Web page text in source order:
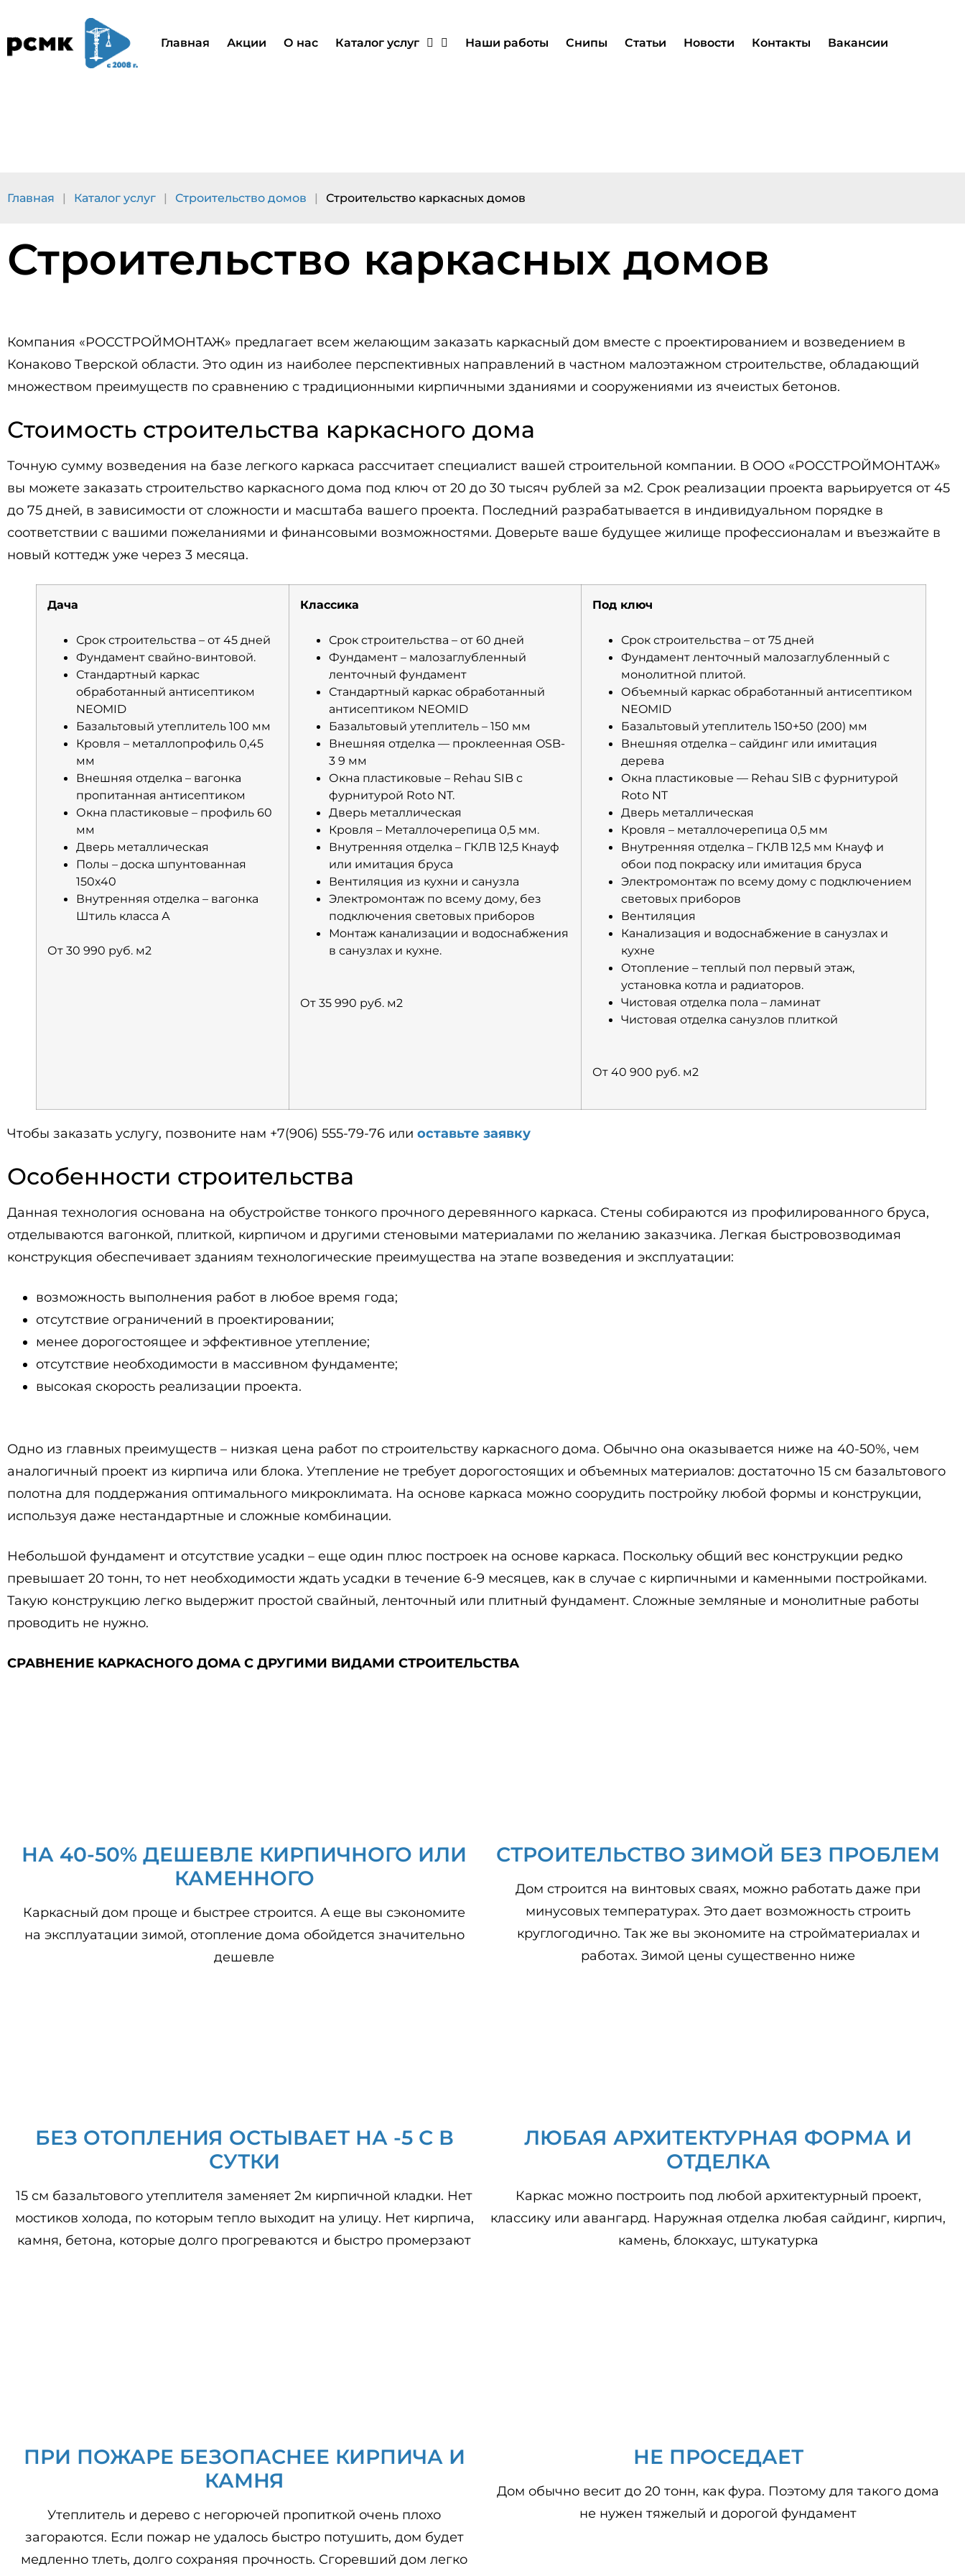
Главная Акции О нас Каталог услуг Наши работы Снипы Статьи Новости Контакты Вакансии
Главная | Каталог услуг | Строительство домов | Строительство каркасных домов
Строительство каркасных домов
Компания «РОССТРОЙМОНТАЖ» предлагает всем желающим заказать каркасный дом вместе с проектированием и возведением в
Конаково Тверской области. Это один из наиболее перспективных направлений в частном малоэтажном строительстве, обладающий
множеством преимуществ по сравнению с традиционными кирпичными зданиями и сооружениями из ячеистых бетонов.
Стоимость строительства каркасного дома
Точную сумму возведения на базе легкого каркаса рассчитает специалист вашей строительной компании. В ООО «РОССТРОЙМОНТАЖ»
вы можете заказать строительство каркасного дома под ключ от 20 до 30 тысяч рублей за м2. Срок реализации проекта варьируется от 45
до 75 дней, в зависимости от сложности и масштаба вашего проекта. Последний разрабатывается в индивидуальном порядке в
соответствии с вашими пожеланиями и финансовыми возможностями. Доверьте ваше будущее жилище профессионалам и въезжайте в
новый коттедж уже через 3 месяца.
Дача
Срок строительства – от 45 дней
Фундамент свайно-винтовой.
Стандартный каркас
обработанный антисептиком
NEOMID
Базальтовый утеплитель 100 мм
Кровля – металлопрофиль 0,45
мм
Внешняя отделка – вагонка
пропитанная антисептиком
Окна пластиковые – профиль 60
мм
Дверь металлическая
Полы – доска шпунтованная
150х40
Внутренняя отделка – вагонка
Штиль класса А
От 30 990 руб. м2
Классика
Срок строительства – от 60 дней
Фундамент – малозаглубленный
ленточный фундамент
Стандартный каркас обработанный
антисептиком NEOMID
Базальтовый утеплитель – 150 мм
Внешняя отделка — проклеенная OSB-
3 9 мм
Окна пластиковые – Rehau SIB с
фурнитурой Roto NT.
Дверь металлическая
Кровля – Металлочерепица 0,5 мм.
Внутренняя отделка – ГКЛВ 12,5 Кнауф
или имитация бруса
Вентиляция из кухни и санузла
Электромонтаж по всему дому, без
подключения световых приборов
Монтаж канализации и водоснабжения
в санузлах и кухне.
От 35 990 руб. м2
Под ключ
Срок строительства – от 75 дней
Фундамент ленточный малозаглубленный с
монолитной плитой.
Объемный каркас обработанный антисептиком
NEOMID
Базальтовый утеплитель 150+50 (200) мм
Внешняя отделка – сайдинг или имитация
дерева
Окна пластиковые — Rehau SIB с фурнитурой
Roto NT
Дверь металлическая
Кровля – металлочерепица 0,5 мм
Внутренняя отделка – ГКЛВ 12,5 мм Кнауф и
обои под покраску или имитация бруса
Электромонтаж по всему дому с подключением
световых приборов
Вентиляция
Канализация и водоснабжение в санузлах и
кухне
Отопление – теплый пол первый этаж,
установка котла и радиаторов.
Чистовая отделка пола – ламинат
Чистовая отделка санузлов плиткой
От 40 900 руб. м2
Чтобы заказать услугу, позвоните нам +7(906) 555-79-76 или оставьте заявку
Особенности строительства
Данная технология основана на обустройстве тонкого прочного деревянного каркаса. Стены собираются из профилированного бруса,
отделываются вагонкой, плиткой, кирпичом и другими стеновыми материалами по желанию заказчика. Легкая быстровозводимая
конструкция обеспечивает зданиям технологические преимущества на этапе возведения и эксплуатации:
возможность выполнения работ в любое время года;
отсутствие ограничений в проектировании;
менее дорогостоящее и эффективное утепление;
отсутствие необходимости в массивном фундаменте;
высокая скорость реализации проекта.
Одно из главных преимуществ – низкая цена работ по строительству каркасного дома. Обычно она оказывается ниже на 40-50%, чем
аналогичный проект из кирпича или блока. Утепление не требует дорогостоящих и объемных материалов: достаточно 15 см базальтового
полотна для поддержания оптимального микроклимата. На основе каркаса можно соорудить постройку любой формы и конструкции,
используя даже нестандартные и сложные комбинации.
Небольшой фундамент и отсутствие усадки – еще один плюс построек на основе каркаса. Поскольку общий вес конструкции редко
превышает 20 тонн, то нет необходимости ждать усадки в течение 6-9 месяцев, как в случае с кирпичными и каменными постройками.
Такую конструкцию легко выдержит простой свайный, ленточный или плитный фундамент. Сложные земляные и монолитные работы
проводить не нужно.
СРАВНЕНИЕ КАРКАСНОГО ДОМА С ДРУГИМИ ВИДАМИ СТРОИТЕЛЬСТВА
НА 40-50% ДЕШЕВЛЕ КИРПИЧНОГО ИЛИ
КАМЕННОГО
Каркасный дом проще и быстрее строится. А еще вы сэкономите
на эксплуатации зимой, отопление дома обойдется значительно
дешевле
СТРОИТЕЛЬСТВО ЗИМОЙ БЕЗ ПРОБЛЕМ
Дом строится на винтовых сваях, можно работать даже при
минусовых температурах. Это дает возможность строить
круглогодично. Так же вы экономите на стройматериалах и
работах. Зимой цены существенно ниже
БЕЗ ОТОПЛЕНИЯ ОСТЫВАЕТ НА -5 С В
СУТКИ
15 см базальтового утеплителя заменяет 2м кирпичной кладки. Нет
мостиков холода, по которым тепло выходит на улицу. Нет кирпича,
камня, бетона, которые долго прогреваются и быстро промерзают
ЛЮБАЯ АРХИТЕКТУРНАЯ ФОРМА И
ОТДЕЛКА
Каркас можно построить под любой архитектурный проект,
классику или авангард. Наружная отделка любая сайдинг, кирпич,
камень, блокхаус, штукатурка
ПРИ ПОЖАРЕ БЕЗОПАСНЕЕ КИРПИЧА И
КАМНЯ
Утеплитель и дерево с негорючей пропиткой очень плохо
загораются. Если пожар не удалось быстро потушить, дом будет
медленно тлеть, долго сохраняя прочность. Сгоревший дом легко
НЕ ПРОСЕДАЕТ
Дом обычно весит до 20 тонн, как фура. Поэтому для такого дома
не нужен тяжелый и дорогой фундамент